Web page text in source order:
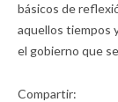
básicos de
aquellos tiempos
el gobierno que
Compartir: